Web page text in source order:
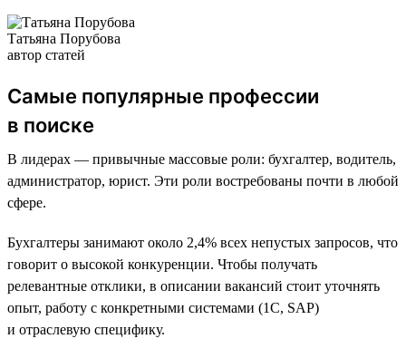
Татьяна Порубова
автор статей
Самые популярные профессии
в поиске
В лидерах — привычные массовые роли: бухгалтер, водитель,
администратор, юрист. Эти роли востребованы почти в любой
сфере.
Бухгалтеры занимают около 2,4% всех непустых запросов, что
говорит о высокой конкуренции. Чтобы получать
релевантные отклики, в описании вакансий стоит уточнять
опыт, работу с конкретными системами (1С, SAP)
и отраслевую специфику.